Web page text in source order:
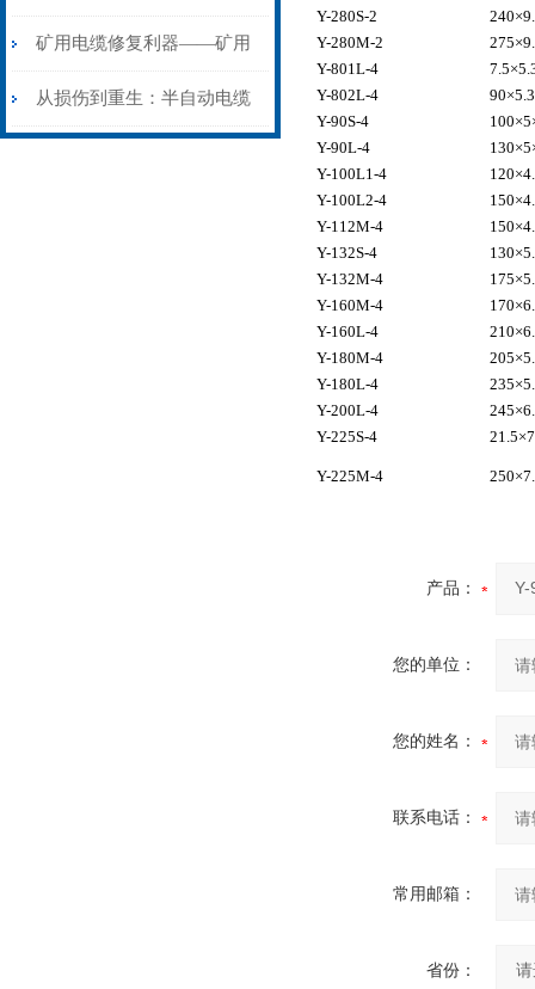
生”
安装与接线：精准修复的工
艺基石
矿用电缆修复利器——矿用
电缆热补机智能控温，安全
从损伤到重生：半自动电缆
Y-280S-2
Y-280M-2
Y-801L-4
Y-802L-4
Y-90S-4
Y-90L-4
Y-100L1-4
Y-100L2-4
Y-112M-4
Y-132S-4
Y-132M-4
Y-160M-4
Y-160L-4
Y-180M-4
Y-180L-4
Y-200L-4
Y-225S-4
Y-225M-4
产品：
您的单位：
您的姓名：
联系电话：
常用邮箱：
省份：